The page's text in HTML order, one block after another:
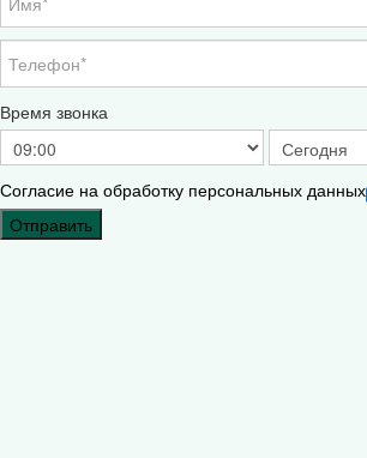
Время звонка
Согласие на обработку персональных данных
Отправить